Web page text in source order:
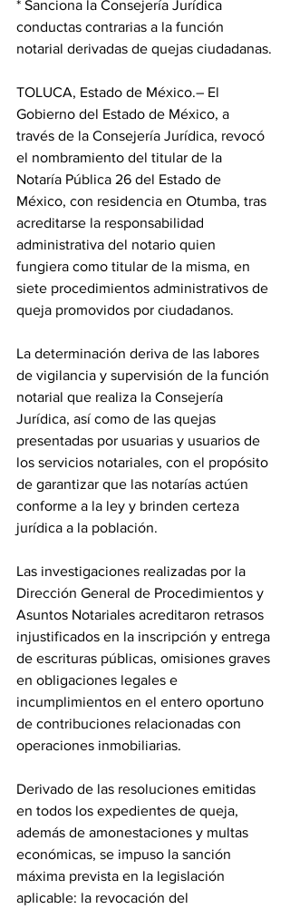
* Sanciona la Consejería Jurídica
conductas contrarias a la función
notarial derivadas de quejas ciudadanas.
TOLUCA, Estado de México.– El
Gobierno del Estado de México, a
través de la Consejería Jurídica, revocó
el nombramiento del titular de la
Notaría Pública 26 del Estado de
México, con residencia en Otumba, tras
acreditarse la responsabilidad
administrativa del notario quien
fungiera como titular de la misma, en
siete procedimientos administrativos de
queja promovidos por ciudadanos.
La determinación deriva de las labores
de vigilancia y supervisión de la función
notarial que realiza la Consejería
Jurídica, así como de las quejas
presentadas por usuarias y usuarios de
los servicios notariales, con el propósito
de garantizar que las notarías actúen
conforme a la ley y brinden certeza
jurídica a la población.
Las investigaciones realizadas por la
Dirección General de Procedimientos y
Asuntos Notariales acreditaron retrasos
injustificados en la inscripción y entrega
de escrituras públicas, omisiones graves
en obligaciones legales e
incumplimientos en el entero oportuno
de contribuciones relacionadas con
operaciones inmobiliarias.
Derivado de las resoluciones emitidas
en todos los expedientes de queja,
además de amonestaciones y multas
económicas, se impuso la sanción
máxima prevista en la legislación
aplicable: la revocación del